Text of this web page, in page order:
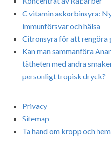
C vitamin askorbinsyra:
immunförsvar och hälsa
Citronsyra för att rengöra
Kan man sammanföra
tätheten med andra
personligt tropisk dryck?
Privacy
Sitemap
Ta hand om kropp och